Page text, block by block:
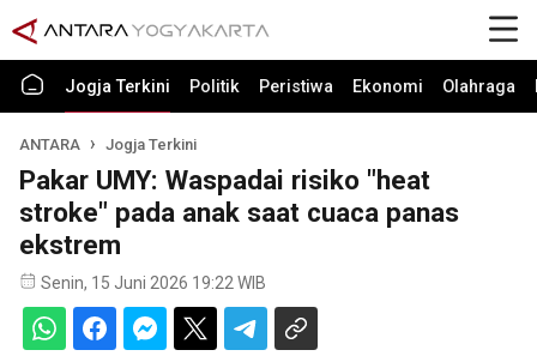
Jogja Terkini Politik Peristiwa Ekonomi Olahraga
ANTARA Jogja Terkini
Pakar UMY: Waspadai risiko "heat
stroke" pada anak saat cuaca panas
ekstrem
Senin, 15 Juni 2026 19:22 WIB